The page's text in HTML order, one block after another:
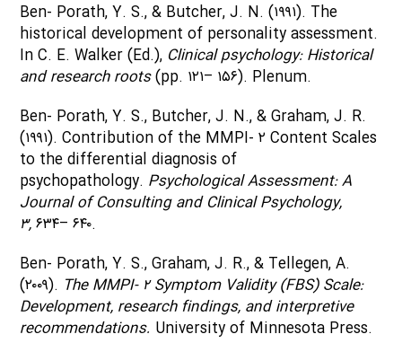
Ben- Porath, Y. S., & Butcher, J. N. (۱۹۹۱). The
historical development of personality assessment.
In C. E. Walker (Ed.), Clinical psychology: Historical
and research roots(pp. ۱۲۱– ۱۵۶). Plenum.
Ben- Porath, Y. S., Butcher, J. N., & Graham, J. R.
(۱۹۹۱). Contribution of the MMPI- ۲ Content Scales
to the differential diagnosis of
psychopathology. Psychological Assessment: A
Journal of Consulting and Clinical Psychology,
۳,۶۳۴– ۶۴۰.
Ben- Porath, Y. S., Graham, J. R., & Tellegen, A.
(۲۰۰۹). The MMPI- ۲ Symptom Validity (FBS) Scale:
Development, research findings, and interpretive
recommendations. University of Minnesota Press.